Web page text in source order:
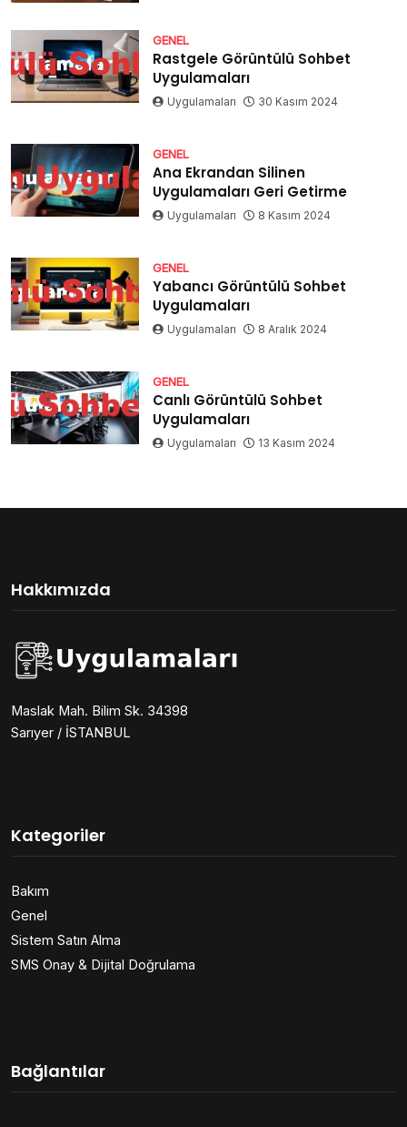
GENEL
Rastgele Görüntülü Sohbet
Uygulamaları
Uygulamaları 30 Kasım 2024
GENEL
Ana Ekrandan Silinen
Uygulamaları Geri Getirme
Uygulamaları 8 Kasım 2024
GENEL
Yabancı Görüntülü Sohbet
Uygulamaları
Uygulamaları 8 Aralık 2024
GENEL
Canlı Görüntülü Sohbet
Uygulamaları
Uygulamaları 13 Kasım 2024
Hakkımızda
Maslak Mah. Bilim Sk. 34398
Sarıyer / İSTANBUL
Kategoriler
Bakım
Genel
Sistem Satın Alma
SMS Onay & Dijital Doğrulama
Bağlantılar